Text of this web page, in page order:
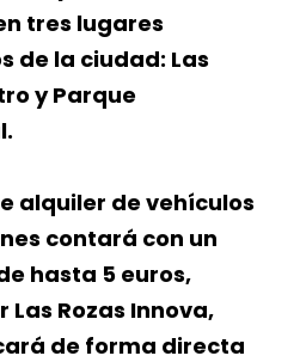
tres lugares
de la ciudad: Las
y Parque
alquiler de vehículos
contará con un
hasta 5 euros,
Rozas Innova,
de forma directa